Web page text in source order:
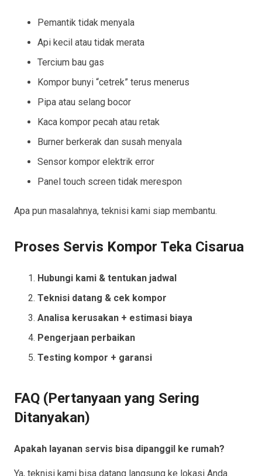
Pemantik tidak menyala
Api kecil atau tidak merata
Tercium bau gas
Kompor bunyi “cetrek” terus menerus
Pipa atau selang bocor
Kaca kompor pecah atau retak
Burner berkerak dan susah menyala
Sensor kompor elektrik error
Panel touch screen tidak merespon
Apa pun masalahnya, teknisi kami siap membantu.
Proses Servis Kompor Teka Cisarua
Hubungi kami & tentukan jadwal
Teknisi datang & cek kompor
Analisa kerusakan + estimasi biaya
Pengerjaan perbaikan
Testing kompor + garansi
FAQ (Pertanyaan yang Sering
Ditanyakan)
Apakah layanan servis bisa dipanggil ke rumah?
Ya, teknisi kami bisa datang langsung ke lokasi Anda.